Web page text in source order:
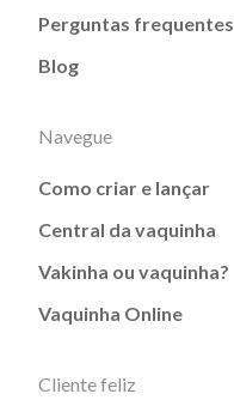
Perguntas frequentes
Blog
Navegue
Como criar e lançar
Central da vaquinha
Vakinha ou vaquinha?
Vaquinha Online
Cliente feliz